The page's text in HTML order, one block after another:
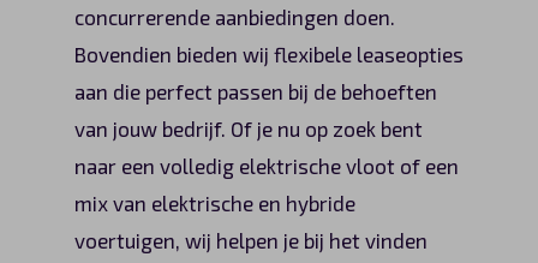
concurrerende aanbiedingen doen.
Bovendien bieden wij flexibele leaseopties
aan die perfect passen bij de behoeften
van jouw bedrijf. Of je nu op zoek bent
naar een volledig elektrische vloot of een
mix van elektrische en hybride
voertuigen, wij helpen je bij het vinden